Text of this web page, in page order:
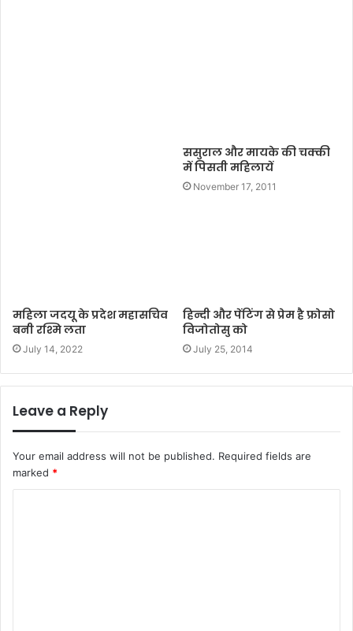
ससुराल और मायके की चक्की
में पिसती महिलायें
November 17, 2011
महिला जदयू के प्रदेश महासचिव
बनी रश्मि लता
July 14, 2022
हिन्दी और पेंटिंग से प्रेम है फ्रोसो
विजोतोसु को
July 25, 2014
Leave a Reply
Your email address will not be published. Required fields are
marked *